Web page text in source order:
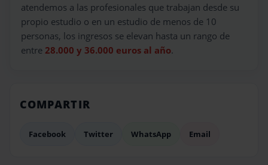
atendemos a las profesionales que trabajan desde su
propio estudio o en un estudio de menos de 10
personas, los ingresos se elevan hasta un rango de
entre 28.000 y 36.000 euros al año.
COMPARTIR
Facebook Twitter WhatsApp Email